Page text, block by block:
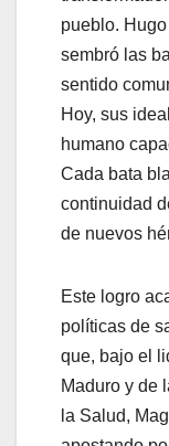
pueblo.
sembró las
sentido
Hoy, sus
humano
Cada bata
continuidad
de nuevos
Este logro
políticas de
que, bajo el
Maduro y de
la Salud,